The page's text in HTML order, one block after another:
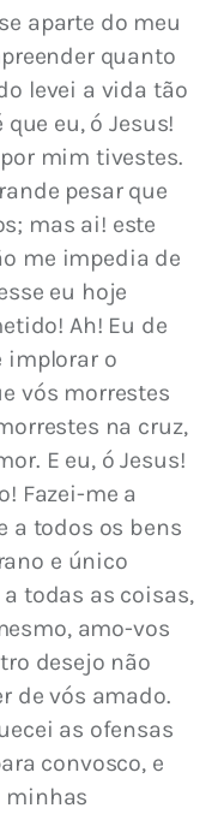
aparte do meu
quanto
levei a vida tão
eu, ó Jesus!
mim tivestes.
pesar que
mas ai! este
me impedia de
eu hoje
Ah! Eu de
implorar o
vós morrestes
na cruz,
E eu, ó Jesus!
Fazei-me a
a todos os bens
e único
todas as coisas,
amo-vos
desejo não
de vós amado.
as ofensas
convosco, e
minhas